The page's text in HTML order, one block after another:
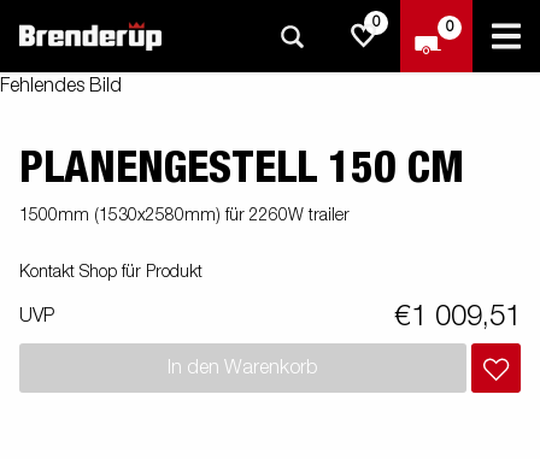
0 0
Fehlendes Bild
PLANENGESTELL 150 CM
1500mm (1530x2580mm) für 2260W trailer
Kontakt Shop für Produkt
UVP €1 009,51
In den Warenkorb